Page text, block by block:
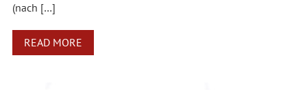
(nach […]
READ MORE